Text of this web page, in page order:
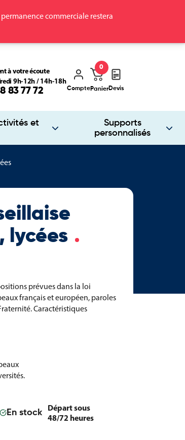
commerciale restera
et
Supports
personnalisés
à votre écoute
9h-12h / 14h-18h
83 77 72 ComptePanier
0
Devis
lycées
prévues dans la loi
français et européen, paroles
Caractéristiques
En stock
Départ sous
48/72 heures